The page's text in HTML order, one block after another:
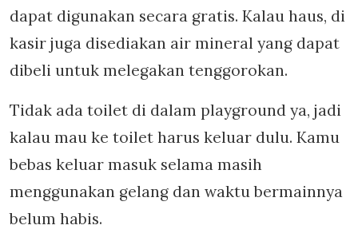
dapat digunakan secara gratis. Kalau haus, di
kasir juga disediakan air mineral yang dapat
dibeli untuk melegakan tenggorokan.
Tidak ada toilet di dalam playground ya, jadi
kalau mau ke toilet harus keluar dulu. Kamu
bebas keluar masuk selama masih
menggunakan gelang dan waktu bermainnya
belum habis.